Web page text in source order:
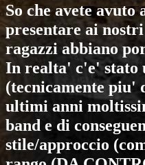
So che avete
presentare ai
ragazzi abbiano
In realta' c'e' stato
(tecnicamente piu'
ultimi anni
band e di
stile/approccio